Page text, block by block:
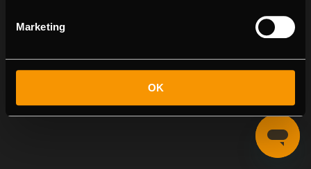
Marketing
OK